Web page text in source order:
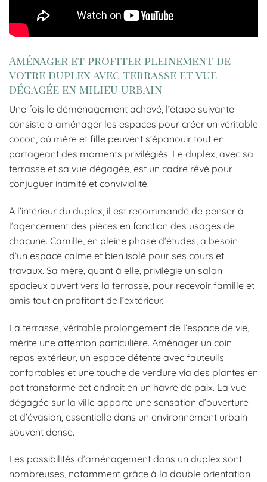
Aménager et profiter pleinement de
votre duplex avec terrasse et vue
dégagée en milieu urbain
Une fois le déménagement achevé, l’étape suivante
consiste à aménager les espaces pour créer un véritable
cocon, où mère et fille peuvent s’épanouir tout en
partageant des moments privilégiés. Le duplex, avec sa
terrasse et sa vue dégagée, est un cadre rêvé pour
conjuguer intimité et convivialité.
À l’intérieur du duplex, il est recommandé de penser à
l’agencement des pièces en fonction des usages de
chacune. Camille, en pleine phase d’études, a besoin
d’un espace calme et bien isolé pour ses cours et
travaux. Sa mère, quant à elle, privilégie un salon
spacieux ouvert vers la terrasse, pour recevoir famille et
amis tout en profitant de l’extérieur.
La terrasse, véritable prolongement de l’espace de vie,
mérite une attention particulière. Aménager un coin
repas extérieur, un espace détente avec fauteuils
confortables et une touche de verdure via des plantes en
pot transforme cet endroit en un havre de paix. La vue
dégagée sur la ville apporte une sensation d’ouverture
et d’évasion, essentielle dans un environnement urbain
souvent dense.
Les possibilités d’aménagement dans un duplex sont
nombreuses, notamment grâce à la double orientation